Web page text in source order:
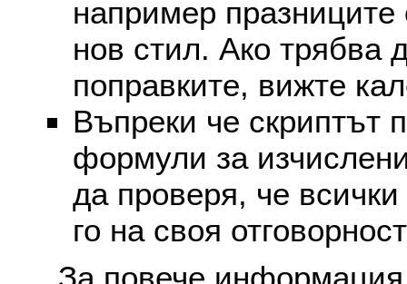
например празниците
нов стил. Ако трябва
поправките, вижте
Въпреки че скриптът
формули за
да проверя, че
го на своя